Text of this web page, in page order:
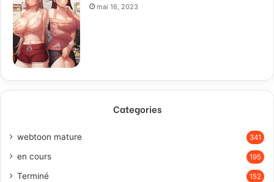
mai 16, 2023
Categories
webtoon mature 341
en cours 195
Terminé 152